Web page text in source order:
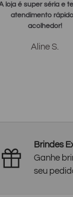
loja é super séria e
atendimento
acolhedor!
Aline S.
Brindes
Ganhe
seu